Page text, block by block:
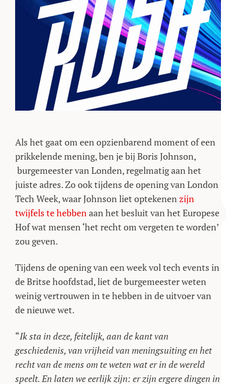
Als het gaat om een opzienbarend moment of een
prikkelende mening, ben je bij Boris Johnson,
burgemeester van Londen, regelmatig aan het
juiste adres. Zo ook tijdens de opening van London
Tech Week, waar Johnson liet optekenenzijn
twijfels te hebbenaan het besluit van het Europese
Hof wat mensen ‘het recht om vergeten te worden’
zou geven.
Tijdens de opening van een week vol tech events in
de Britse hoofdstad, liet de burgemeester weten
weinig vertrouwen in te hebben in de uitvoer van
de nieuwe wet.
“Ik sta in deze, feitelijk, aan de kant van
geschiedenis, van vrijheid van meningsuiting en het
recht van de mens om te weten wat er in de wereld
speelt. En laten we eerlijk zijn: er zijn ergere dingen in